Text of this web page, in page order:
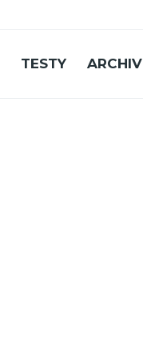
TESTY ARCHIV